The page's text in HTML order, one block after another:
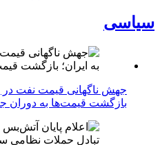
سیاسی
جهش ناگهانی قیمت نفت در
بازگشت قیمت‌ها به دوران